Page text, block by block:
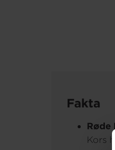
Fakta
Røde
Kors